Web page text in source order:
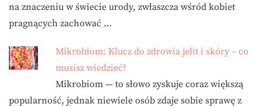
na znaczeniu w świecie urody, zwłaszcza wśród kobiet
pragnących zachować …
Mikrobiom: Klucz do zdrowia jelit i skóry – co
musisz wiedzieć?
Mikrobiom — to słowo zyskuje coraz większą
popularność, jednak niewiele osób zdaje sobie sprawę z